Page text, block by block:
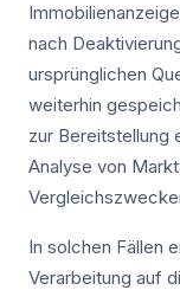
nach
ursprünglichen
weiterhin
zur Bereitstellung
Analyse von
In solchen Fällen
Verarbeitung auf